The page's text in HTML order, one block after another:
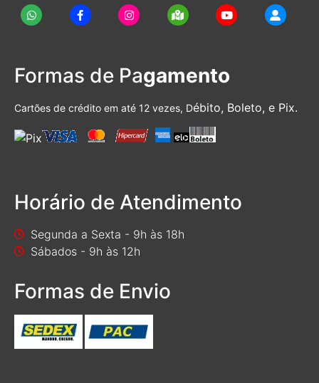
Formas de Pagamento
Cartões de crédito em até 12 vezes, Débito, Boleto, e Pix.
Horário de Atendimento
Segunda a Sexta - 9h às 18h
Sábados - 9h às 12h
Formas de Envio